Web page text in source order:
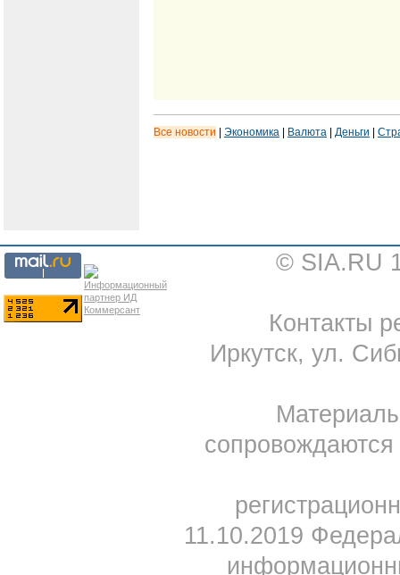
Все новости Экономика Валюта Деньги
© SIA.RU
Контакты
Иркутск, ул.
11.10.2019